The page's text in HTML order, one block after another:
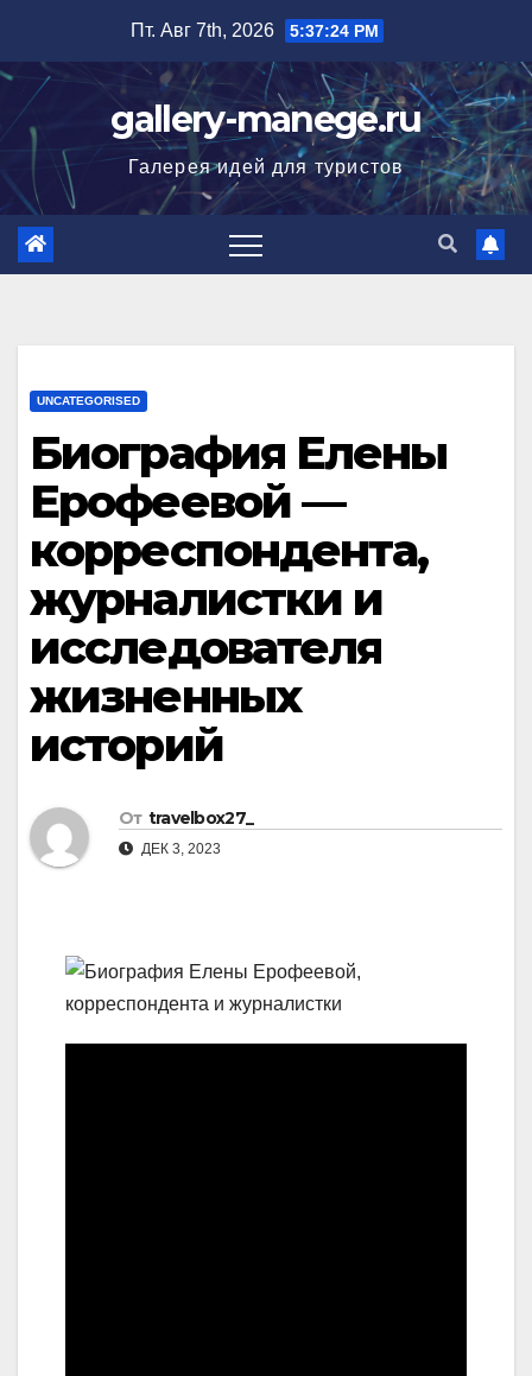
содержимому
Пт. Авг 7th, 2026 5:37:25 PM
gallery-manege.ru
Галерея идей для туристов
UNCATEGORISED
Биография Елены
Ерофеевой —
корреспондента,
журналистки и
исследователя
жизненных
историй
От travelbox27_
ДЕК 3, 2023